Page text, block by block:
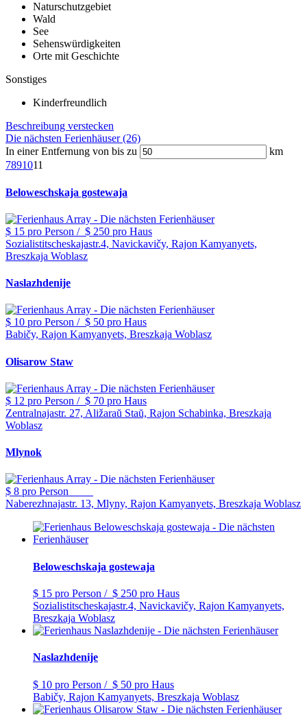
Naturschutzgebiet
Wald
See
Sehenswürdigkeiten
Orte mit Geschichte
Sonstiges
Kinderfreundlich
Beschreibung verstecken
Die nächsten Ferienhäuser (26)
In einer Entfernung von bis zu
km
7891011
Beloweschskaja gostewaja
$ 15 pro Person / $ 250 pro Haus
Sozialistitscheskajastr.4, Navickavičy, Rajon Kamyanyets,
Breszkaja Woblasz
Naslazhdenije
$ 10 pro Person / $ 50 pro Haus
Babičy, Rajon Kamyanyets, Breszkaja Woblasz
Olisarow Staw
$ 12 pro Person / $ 70 pro Haus
Zentralnajastr. 27, Aližaraŭ Staŭ, Rajon Schabinka, Breszkaja
Woblasz
Mlynok
$ 8 pro Person
Naberezhnajastr. 13, Mlyny, Rajon Kamyanyets, Breszkaja Woblasz
Beloweschskaja gostewaja
$ 15 pro Person / $ 250 pro Haus
Sozialistitscheskajastr.4, Navickavičy, Rajon Kamyanyets,
Breszkaja Woblasz
Naslazhdenije
$ 10 pro Person / $ 50 pro Haus
Babičy, Rajon Kamyanyets, Breszkaja Woblasz